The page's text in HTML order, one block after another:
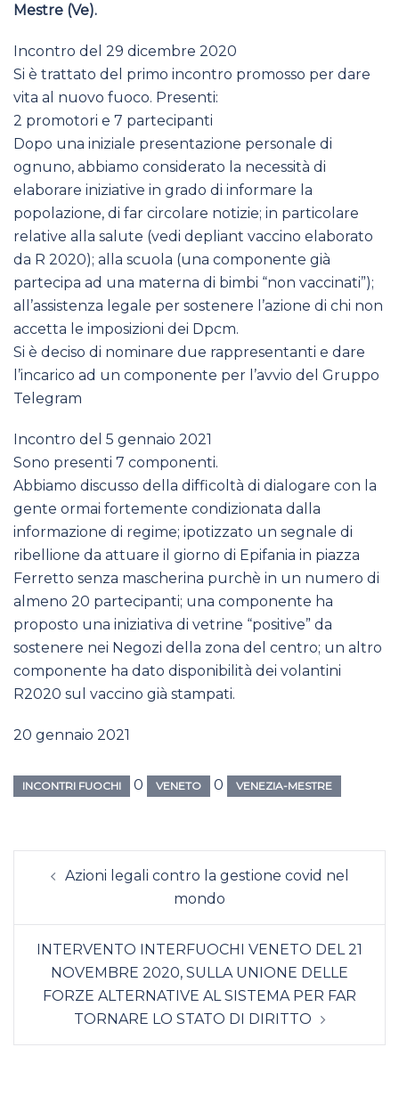
Mestre (Ve).
Incontro del 29 dicembre 2020
Si è trattato del primo incontro promosso per dare
vita al nuovo fuoco. Presenti:
2 promotori e 7 partecipanti
Dopo una iniziale presentazione personale di
ognuno, abbiamo considerato la necessità di
elaborare iniziative in grado di informare la
popolazione, di far circolare notizie; in particolare
relative alla salute (vedi depliant vaccino elaborato
da R 2020); alla scuola (una componente già
partecipa ad una materna di bimbi “non vaccinati”);
all’assistenza legale per sostenere l’azione di chi non
accetta le imposizioni dei Dpcm.
Si è deciso di nominare due rappresentanti e dare
l’incarico ad un componente per l’avvio del Gruppo
Telegram
Incontro del 5 gennaio 2021
Sono presenti 7 componenti.
Abbiamo discusso della difficoltà di dialogare con la
gente ormai fortemente condizionata dalla
informazione di regime; ipotizzato un segnale di
ribellione da attuare il giorno di Epifania in piazza
Ferretto senza mascherina purchè in un numero di
almeno 20 partecipanti; una componente ha
proposto una iniziativa di vetrine “positive” da
sostenere nei Negozi della zona del centro; un altro
componente ha dato disponibilità dei volantini
R2020 sul vaccino già stampati.
20 gennaio 2021
INCONTRI FUOCHI 0 VENETO 0 VENEZIA-MESTRE
Navigazione
articoloAzioni legali contro la gestione covid nel
mondo
INTERVENTO INTERFUOCHI VENETO DEL 21
NOVEMBRE 2020, SULLA UNIONE DELLE
FORZE ALTERNATIVE AL SISTEMA PER FAR
TORNARE LO STATO DI DIRITTO